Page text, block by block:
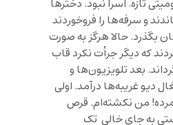
تازه. اسرا نبود. دخترها
و سرفه‌ها را فروخوردند
بگذرد. حالا هرگز به صورت
که دیگر جرأت نکرد قاب
بعد تلویزیون‌ها و
دیو غریبه‌ها درآمد. اولی
من نکشته‌ام. قرص
به جای خالی تک